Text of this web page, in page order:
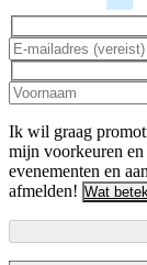
Ik wil graag
mijn voorkeuren
evenementen en
afmelden! Wat